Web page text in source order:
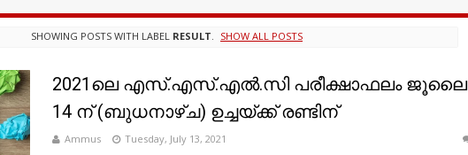
SHOWING POSTS WITH LABEL RESULT. SHOW ALL POSTS
2021ലെ എസ്.എസ്.എൽ.സി പരീക്ഷാഫലം ജൂലൈ
14 ന് (ബുധനാഴ്ച) ഉച്ചയ്ക്ക് രണ്ടിന്
Ammus Tuesday, July 13, 2021